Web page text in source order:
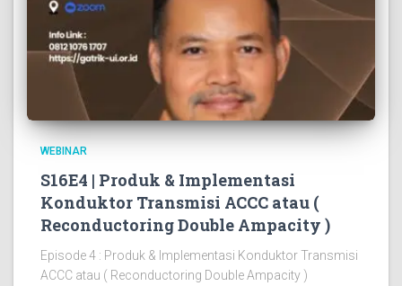
WEBINAR
S16E4 | Produk & Implementasi
Konduktor Transmisi ACCC atau (
Reconductoring Double Ampacity )
Episode 4 : Produk & Implementasi Konduktor Transmisi
ACCC atau ( Reconductoring Double Ampacity )